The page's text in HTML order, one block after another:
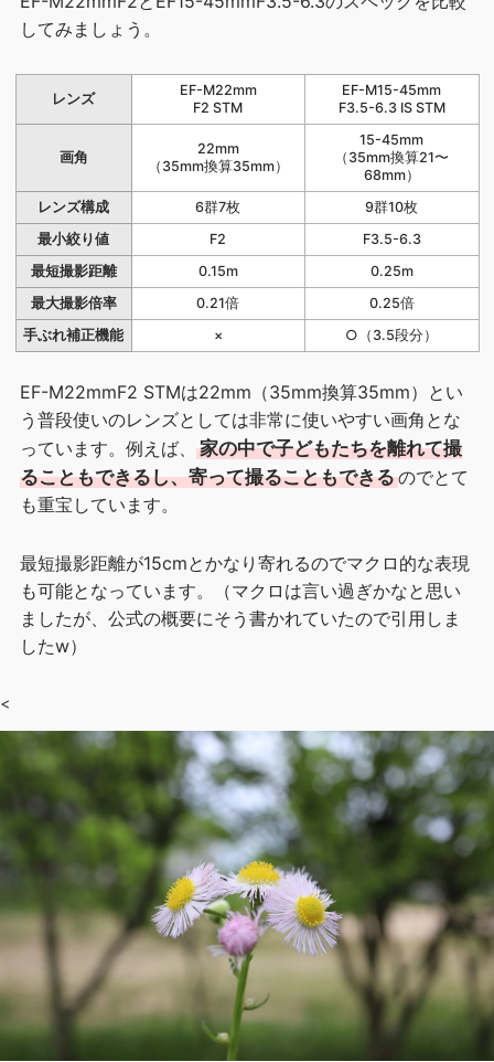
してみましょう。
レンズ
EF-M22mm
F2 STM
EF-M15-45mm
F3.5-6.3 IS STM
画角
22mm
（35mm換算35mm）
15-45mm
（35mm換算21〜
68mm）
レンズ構成
6群7枚
9群10枚
最小絞り値
F2
F3.5-6.3
最短撮影距離
0.15m
0.25m
最大撮影倍率
0.21倍
0.25倍
手ぶれ補正機能
× ○（3.5段分）
EF-M22mmF2 STMは22mm（35mm換算35mm）とい
う普段使いのレンズとしては非常に使いやすい画角とな
っています。例えば、
家の中で子どもたちを離れて撮
ることもできるし、寄って撮ることもできるのでとて
も重宝しています。
最短撮影距離が15cmとかなり寄れるのでマクロ的な表現
も可能となっています。（マクロは言い過ぎかなと思い
ましたが、公式の概要にそう書かれていたので引用しま
したw）
<